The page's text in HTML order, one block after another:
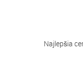
Najlepšia